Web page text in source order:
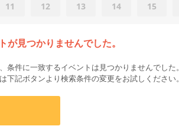
11 12 13 14 15
が見つかりませんでした。
条件に一致するイベントは見つかりませんでした。
下記ボタンより検索条件の変更をお試しください。